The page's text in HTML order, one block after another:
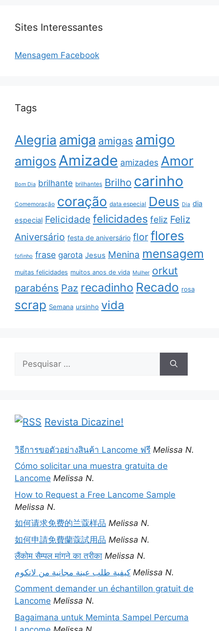
Sites Interessantes
Mensagem Facebook
Tags
Alegria amiga amigas amigo
amigos Amizade amizades Amor
Bom Dia brilhante brilhantes Brilho carinho
Comemoração coração data especial Deus Dia dia
especial Felicidade felicidades feliz Feliz
Aniversário festa de aniversário flor flores
fofinho frase garota Jesus Menina mensagem
muitas felicidades muitos anos de vida Mulher orkut
parabéns Paz recadinho Recado rosa
scrap Semana ursinho vida
por:
Revista Dicazine!
วิธีการขอตัวอย่างสินค้า Lancome ฟรี Melissa N.
Cómo solicitar una muestra gratuita de
Lancome Melissa N.
How to Request a Free Lancome Sample
Melissa N.
如何请求免费的兰蔻样品 Melissa N.
如何申請免費蘭蔻試用品 Melissa N.
लैंकोम सैम्पल मांगने का तरीका Melissa N.
كيفية طلب عينة مجانية من لانكوم Melissa N.
Comment demander un échantillon gratuit de
Lancome Melissa N.
Bagaimana untuk Meminta Sampel Percuma